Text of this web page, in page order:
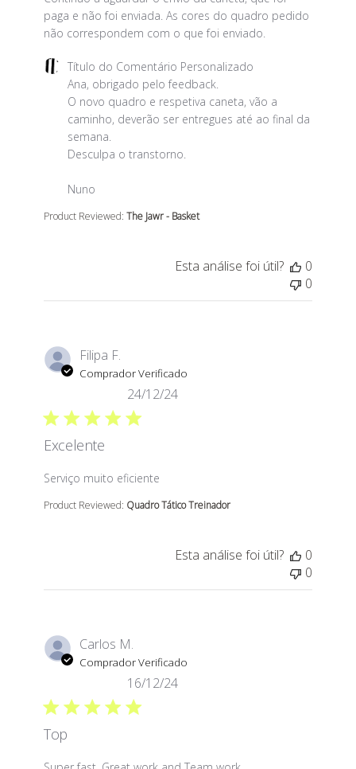
paga e não foi enviada. As cores do quadro pedido
não correspondem com o que foi enviado.
Product Reviewed: The Jawr - Basket
Comentários do Proprietário da Loja sobre a
Título do Comentário Personalizado
Ana, obrigado pelo feedback.
O novo quadro e respetiva caneta, vão a
caminho, deverão ser entregues até ao final da
semana.
Desculpa o transtorno.
Nuno
Esta análise foi útil?
0
0
Filipa F.
Comprador Verificado
Excelente
Serviço muito eficiente
read more about review content
Product Reviewed: Quadro Tático Treinador
24/12/24
Esta análise foi útil?
0
0
Carlos M.
Comprador Verificado
Top
16/12/24